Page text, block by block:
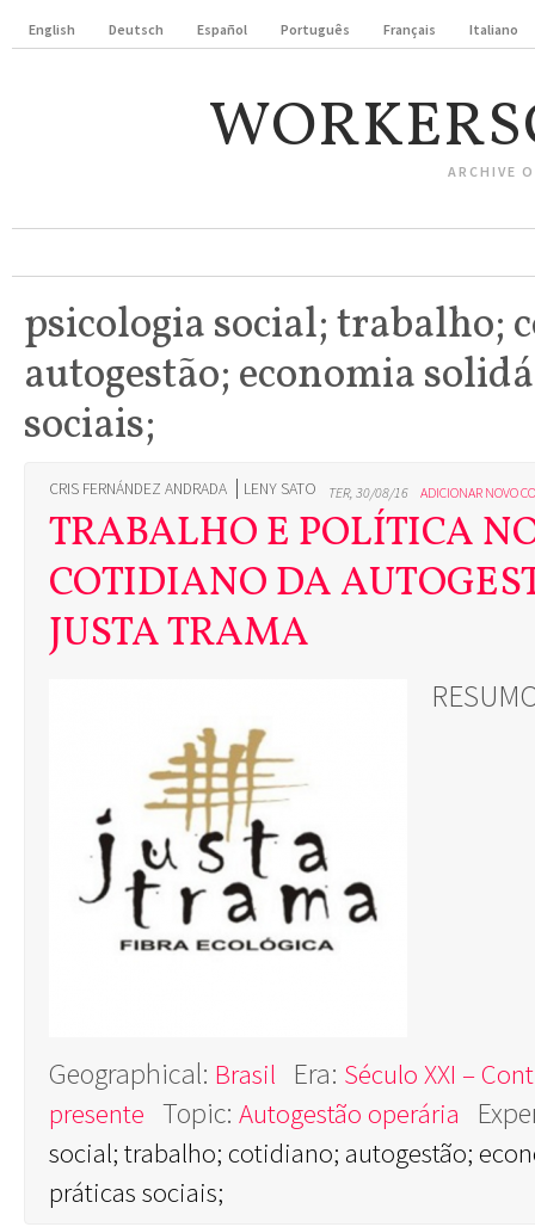
English Deutsch Español Português Français Italiano
ARCHIVE
psicologia social; trabalho;
autogestão; economia
sociais;
CRIS FERNÁNDEZ ANDRADA LENY SATO TER, 30/08/16 ADICIONAR NOVO
TRABALHO E POLÍTICA
COTIDIANO DA
JUSTA TRAMA
Geographical: Brasil Era: Século XXI –
presente Topic: Autogestão operária
social; trabalho; cotidiano; autogestão;
práticas sociais;